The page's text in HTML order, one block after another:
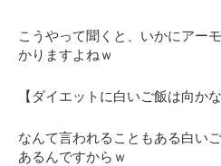
こうやって聞くと、いかにアー
かりますよねｗ
【ダイエットに白いご飯は向かな
なんて言われることもある白い
あるんですからｗ